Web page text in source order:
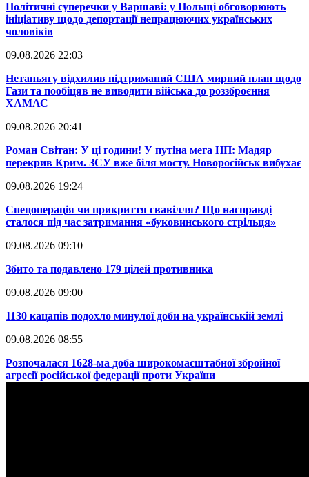
​Політичні суперечки у Варшаві: у Польщі обговорюють
ініціативу щодо депортації непрацюючих українських
чоловіків
09.08.2026 22:03
​Нетаньягу відхилив підтриманий США мирний план щодо
Гази та пообіцяв не виводити війська до роззброєння
ХАМАС
09.08.2026 20:41
​Роман Світан: У ці години! У путіна мега НП: Мадяр
перекрив Крим. ЗСУ вже біля мосту. Новоросійськ вибухає
09.08.2026 19:24
​Спецоперація чи прикриття свавілля? Що насправді
сталося під час затримання «буковинського стрільця»
09.08.2026 09:10
​Збито та подавлено 179 цілей противника
09.08.2026 09:00
​1130 кацапів подохло минулої доби на українській землі
09.08.2026 08:55
​Розпочалася 1628-ма доба широкомасштабної збройної
агресії російської федерації проти України